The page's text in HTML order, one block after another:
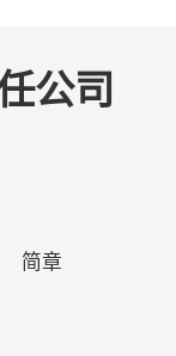
公司
简章